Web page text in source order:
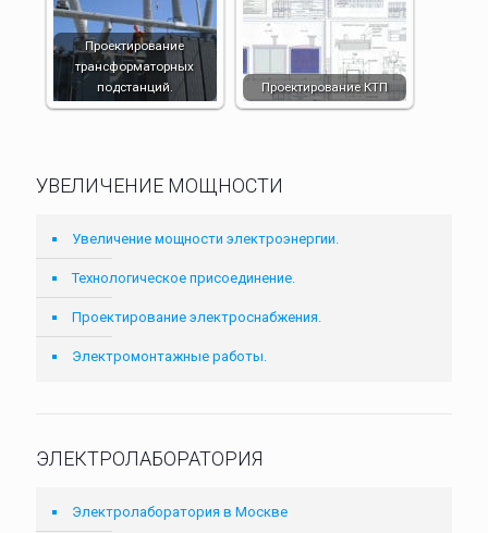
Проектирование
трансформаторных
подстанций.
Проектирование КТП
УВЕЛИЧЕНИЕ МОЩНОСТИ
Увеличение мощности электроэнергии.
Технологическое присоединение.
Проектирование электроснабжения.
Электромонтажные работы.
ЭЛЕКТРОЛАБОРАТОРИЯ
Электролаборатория в Москве